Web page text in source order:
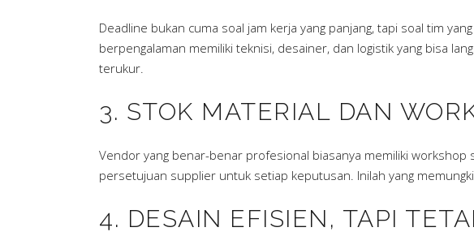
Deadline bukan cuma soal jam kerja yang panjang, tapi soal tim
berpengalaman memiliki teknisi, desainer, dan logistik yang bisa
terukur.
3. STOK MATERIAL DAN
Vendor yang benar-benar profesional biasanya memiliki
persetujuan supplier untuk setiap keputusan. Inilah yang
4. DESAIN EFISIEN, TAPI